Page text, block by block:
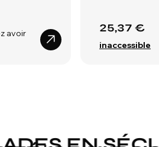
avoir
25,37 €
inaccessible